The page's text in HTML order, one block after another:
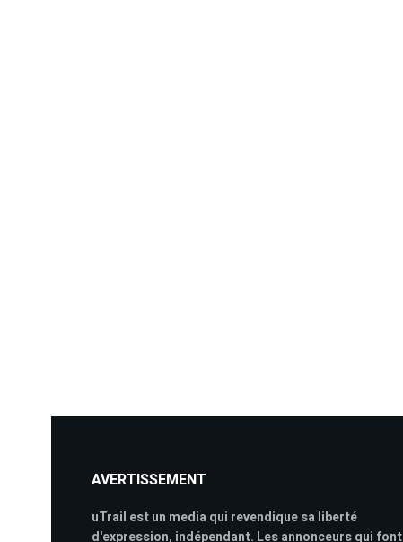
AVERTISSEMENT
uTrail est un media qui revendique sa liberté
d'expression, indépendant. Les annonceurs qui font